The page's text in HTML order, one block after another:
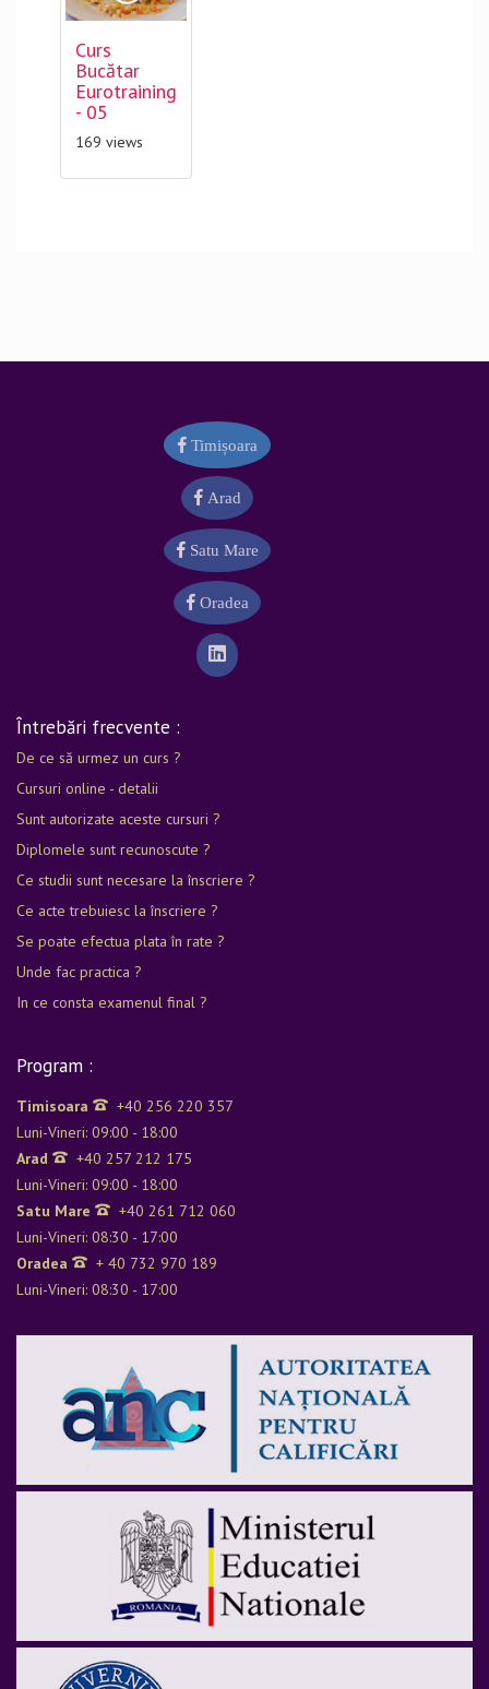
Curs
Bucătar
Eurotraining
- 05
169 views
Timișoara
Arad
Satu Mare
Oradea
Întrebări frecvente :
De ce să urmez un curs ?
Cursuri online - detalii
Sunt autorizate aceste cursuri ?
Diplomele sunt recunoscute ?
Ce studii sunt necesare la înscriere ?
Ce acte trebuiesc la înscriere ?
Se poate efectua plata în rate ?
Unde fac practica ?
In ce consta examenul final ?
Program :
Timisoara
+40 256 220 357
Luni-Vineri: 09:00 - 18:00
Arad
+40 257 212 175
Luni-Vineri: 09:00 - 18:00
Satu Mare
+40 261 712 060
Luni-Vineri: 08:30 - 17:00
Oradea
+ 40 732 970 189
Luni-Vineri: 08:30 - 17:00